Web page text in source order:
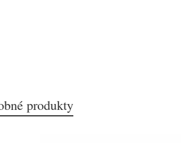
produkty